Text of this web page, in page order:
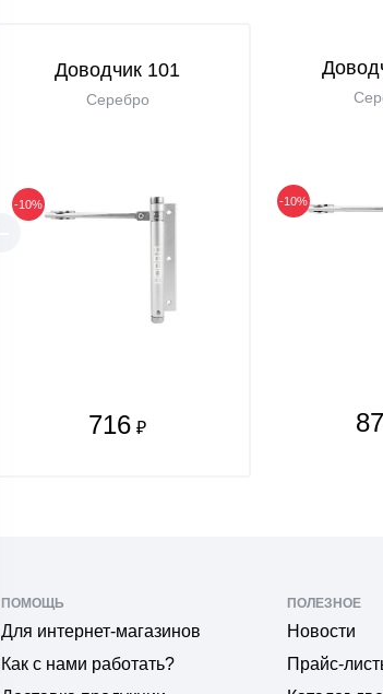
Доводчик 101
Серебро
-10%
716 ₽
-10%
ПОМОЩЬ
Для интернет-магазинов
Как с нами работать?
ПОЛЕЗНОЕ
Новости
Прайс-